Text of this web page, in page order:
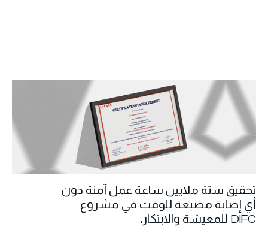
تحقيق ستة ملايين ساعة عمل آمنة دون
أي إصابة مضيعة للوقت في مشروع
DIFC للمعيشة والابتكار.